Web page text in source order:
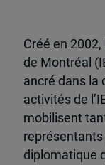
Créé en
de Montréal
ancré dans la
activités de
mobilisent
diplomatique